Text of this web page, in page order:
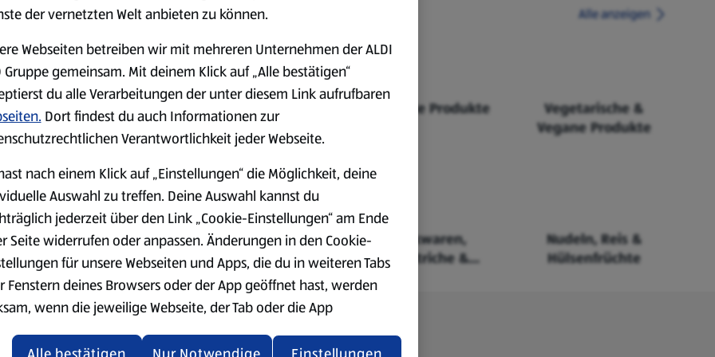
Sortiment. Alle anzeigen
Markenprodukte Bio-Produkte Fairtrade Produkte
Vegetarische &
Vegane Produkte
Käse
Milchprodukte &
Eier
Backwaren,
Aufstriche &
Nudeln, Reis &
Hülsenfrüchte
der vernetzten Welt anbieten zu können.
Webseiten betreiben wir mit mehreren Unternehmen der ALDI
Gruppe gemeinsam. Mit deinem Klick auf „Alle bestätigen“
du alle Verarbeitungen der unter diesem Link aufrufbaren
Dort findest du auch Informationen zur
Verantwortlichkeit jeder Webseite.
nach einem Klick auf „Einstellungen“ die Möglichkeit, deine
Auswahl zu treffen. Deine Auswahl kannst du
jederzeit über den Link „Cookie-Einstellungen“ am Ende
Seite widerrufen oder anpassen. Änderungen in den Cookie-
für unsere Webseiten und Apps, die du in weiteren Tabs
Fenstern deines Browsers oder der App geöffnet hast, werden
wenn die jeweilige Webseite, der Tab oder die App
oder geschlossen und anschließend wieder geöffnet